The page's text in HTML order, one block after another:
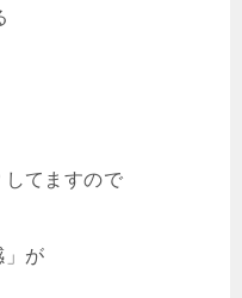
てますので
」が